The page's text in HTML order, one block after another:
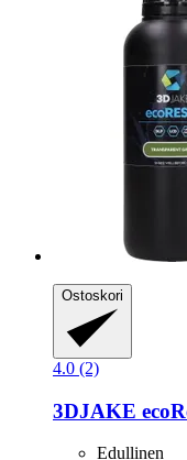
Ostoskori
4.0 (2)
3DJAKE
Edullinen